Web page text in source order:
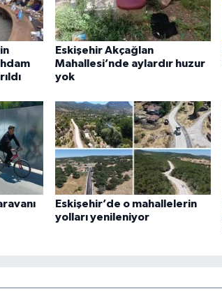
Eskişehir Akçağlan
Mahallesi’nde aylardır huzur
yok
Eskişehir’de o mahallelerin
yolları yenileniyor